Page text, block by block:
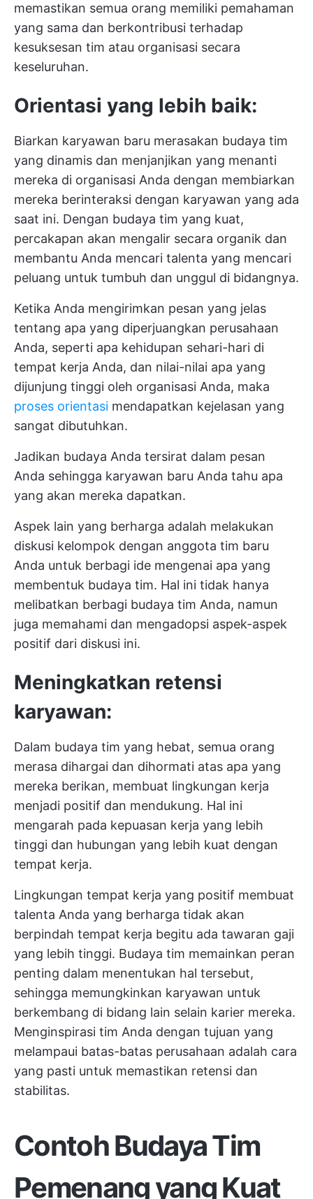
memastikan semua orang memiliki pemahaman
yang sama dan berkontribusi terhadap
kesuksesan tim atau organisasi secara
keseluruhan.
Orientasi yang lebih baik:
Biarkan karyawan baru merasakan budaya tim
yang dinamis dan menjanjikan yang menanti
mereka di organisasi Anda dengan membiarkan
mereka berinteraksi dengan karyawan yang ada
saat ini. Dengan budaya tim yang kuat,
percakapan akan mengalir secara organik dan
membantu Anda mencari talenta yang mencari
peluang untuk tumbuh dan unggul di bidangnya.
Ketika Anda mengirimkan pesan yang jelas
tentang apa yang diperjuangkan perusahaan
Anda, seperti apa kehidupan sehari-hari di
tempat kerja Anda, dan nilai-nilai apa yang
dijunjung tinggi oleh organisasi Anda, maka
proses orientasi mendapatkan kejelasan yang
sangat dibutuhkan.
Jadikan budaya Anda tersirat dalam pesan
Anda sehingga karyawan baru Anda tahu apa
yang akan mereka dapatkan.
Aspek lain yang berharga adalah melakukan
diskusi kelompok dengan anggota tim baru
Anda untuk berbagi ide mengenai apa yang
membentuk budaya tim. Hal ini tidak hanya
melibatkan berbagi budaya tim Anda, namun
juga memahami dan mengadopsi aspek-aspek
positif dari diskusi ini.
Meningkatkan retensi
karyawan:
Dalam budaya tim yang hebat, semua orang
merasa dihargai dan dihormati atas apa yang
mereka berikan, membuat lingkungan kerja
menjadi positif dan mendukung. Hal ini
mengarah pada kepuasan kerja yang lebih
tinggi dan hubungan yang lebih kuat dengan
tempat kerja.
Lingkungan tempat kerja yang positif membuat
talenta Anda yang berharga tidak akan
berpindah tempat kerja begitu ada tawaran gaji
yang lebih tinggi. Budaya tim memainkan peran
penting dalam menentukan hal tersebut,
sehingga memungkinkan karyawan untuk
berkembang di bidang lain selain karier mereka.
Menginspirasi tim Anda dengan tujuan yang
melampaui batas-batas perusahaan adalah cara
yang pasti untuk memastikan retensi dan
stabilitas.
Contoh Budaya Tim
Pemenang yang Kuat